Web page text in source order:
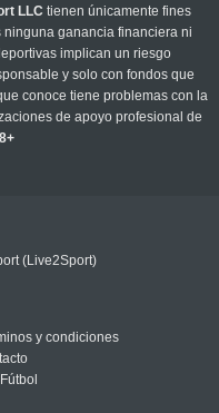
LLC tienen únicamente fines
ganancia financiera ni
implican un riesgo
y solo con fondos que
conoce tiene problemas con la
de apoyo profesional de
(Live2Sport)
y condiciones